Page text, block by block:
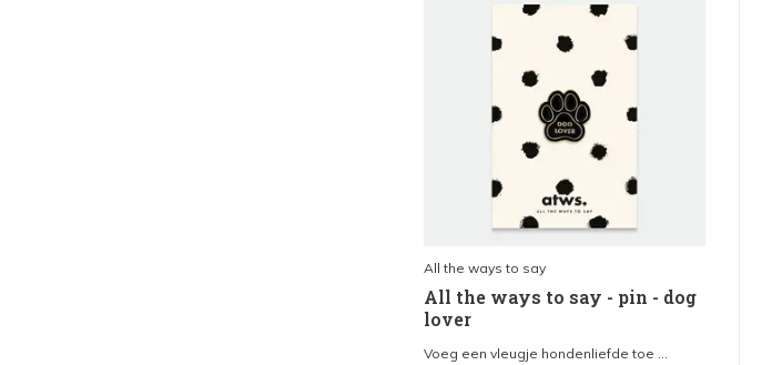
All the ways to say
All the ways to say - pin - dog
lover
Voeg een vleugje hondenliefde toe ...